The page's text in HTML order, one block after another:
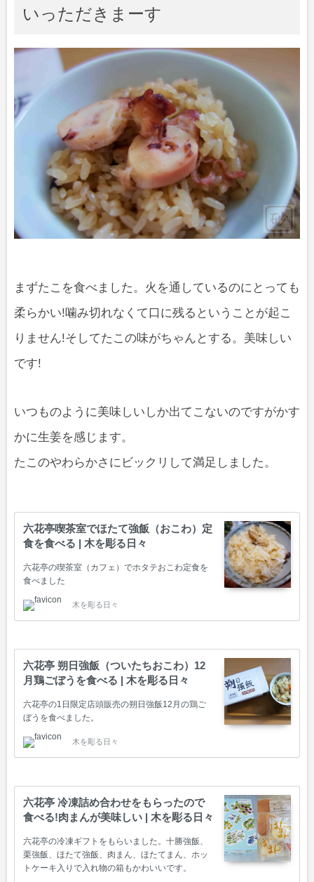
いっただきまーす
まずたこを食べました。火を通しているのにとっても
柔らかい!噛み切れなくて口に残るということが起こ
りません!そしてたこの味がちゃんとする。美味しい
です!
いつものように美味しいしか出てこないのですがかす
かに生姜を感じます。
たこのやわらかさにビックリして満足しました。
六花亭喫茶室でほたて強飯（おこわ）定
食を食べる | 木を彫る日々
六花亭の喫茶室（カフェ）でホタテおこわ定食を
食べました
木を彫る日々
六花亭 朔日強飯（ついたちおこわ）12
月鶏ごぼうを食べる | 木を彫る日々
六花亭の1日限定店頭販売の朔日強飯12月の鶏ご
ぼうを食べました。
木を彫る日々
六花亭 冷凍詰め合わせをもらったので
食べる!肉まんが美味しい | 木を彫る日々
六花亭の冷凍ギフトをもらいました。十勝強飯、
栗強飯、ほたて強飯、肉まん、ほたてまん、ホッ
トケーキ入りで入れ物の箱もかわいいです。